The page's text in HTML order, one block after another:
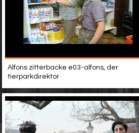
Alfons zitterbacke e03-alfons, der
tierparkdirektor